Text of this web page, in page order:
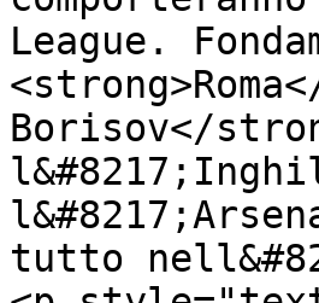
League.
Borisov</
tutto